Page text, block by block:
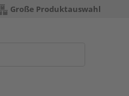
Große Produktauswahl